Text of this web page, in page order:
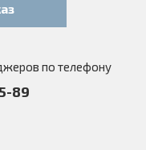
по телефону
89